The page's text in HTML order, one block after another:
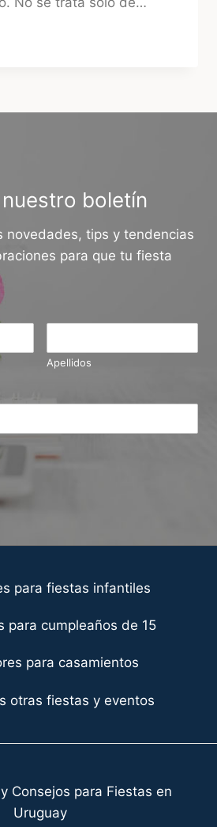
boletín
novedades, tips y tendencias
para que tu fiesta
Apellidos
para fiestas infantiles
para cumpleaños de 15
para casamientos
otras fiestas y eventos
Consejos para Fiestas en
Uruguay